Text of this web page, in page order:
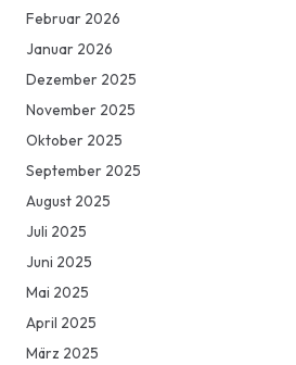
Februar 2026
Januar 2026
Dezember 2025
November 2025
Oktober 2025
September 2025
August 2025
Juli 2025
Juni 2025
Mai 2025
April 2025
März 2025